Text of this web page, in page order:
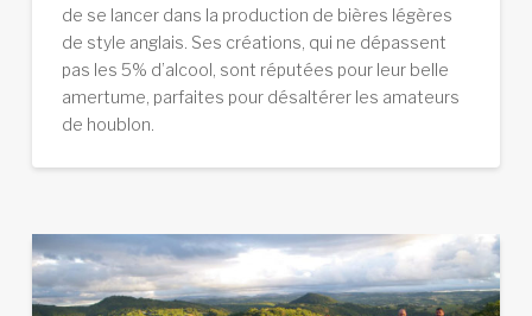
de se lancer dans la production de bières légères
de style anglais. Ses créations, qui ne dépassent
pas les 5% d’alcool, sont réputées pour leur belle
amertume, parfaites pour désaltérer les amateurs
de houblon.